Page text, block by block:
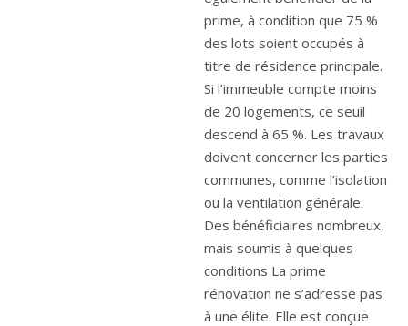
prime, à condition que 75 %
des lots soient occupés à
titre de résidence principale.
Si l’immeuble compte moins
de 20 logements, ce seuil
descend à 65 %. Les travaux
doivent concerner les parties
communes, comme l’isolation
ou la ventilation générale.
Des bénéficiaires nombreux,
mais soumis à quelques
conditions La prime
rénovation ne s’adresse pas
à une élite. Elle est conçue